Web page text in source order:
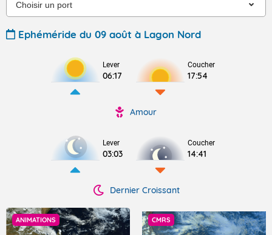
Ephéméride du 09 août à Lagon Nord
Lever
06:17
Coucher
17:54
Amour
Lever
03:03
Coucher
14:41
Dernier Croissant
ANIMATIONS CMRS